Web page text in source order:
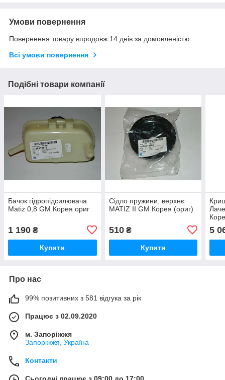
Умови повернення
Повернення товару впродовж 14 днів за домовленістю
Всі умови повернення
Подібні товари компанії
Бачок гідропідсилювача
Matiz 0,8 GM Корея ориг
1 190 ₴
Купити
Сідло пружини, верхнє
MATIZ II GM Корея (ориг)
510₴
Купити
5
Про нас
99% позитивних з 581 відгука за рік
Працює з 02.09.2020
м. Запоріжжя
Запоріжжя, Україна
Контакти